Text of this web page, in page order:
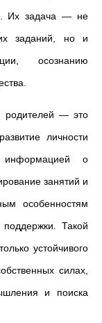
Их задача — не
заданий, но и
осознанию
родителей — это
личности
о
занятий и
особенностям
Такой
устойчивого
силах,
и поиска